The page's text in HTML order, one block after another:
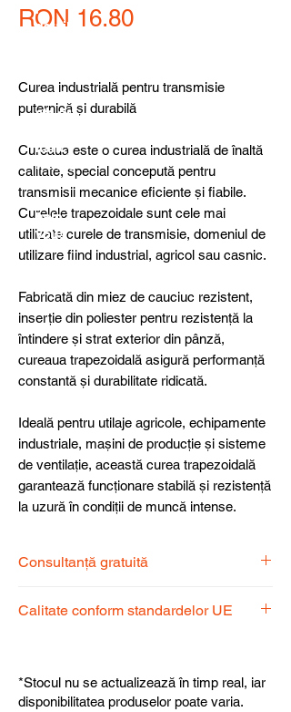
RON 16.80Price
Curea industrială pentru transmisie
puternică și durabilă
Cureaua este o curea industrială de înaltă
calitate, special concepută pentru
transmisii mecanice eficiente și fiabile.
Curelele trapezoidale sunt cele mai
utilizate curele de transmisie, domeniul de
utilizare fiind industrial, agricol sau casnic.
Fabricată din miez de cauciuc rezistent,
inserție din poliester pentru rezistență la
întindere și strat exterior din pânză,
cureaua trapezoidală asigură performanță
constantă și durabilitate ridicată.
Ideală pentru utilaje agricole, echipamente
industriale, mașini de producție și sisteme
de ventilație, această curea trapezoidală
garantează funcționare stabilă și rezistență
la uzură în condiții de muncă intense.
Consultanță gratuită
dispoziție pentru a alege produsul
Calitate conform standardelor UE
fiabilitate și performanță superioară.
r
detail
produ
cts or
ltancy
we are
here
to
help
you!
*Stocul nu se actualizează în timp real, iar
disponibilitatea produselor poate varia.